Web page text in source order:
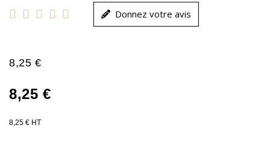
     Donnez votre avis
8,25 €
8,25 €
8,25 € HT